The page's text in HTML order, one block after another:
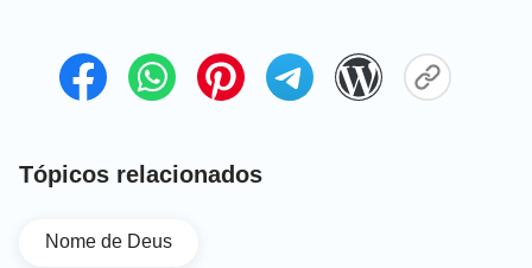
você não pode fazer a obra de seis mil anos
depender de um único ponto, ou circunscrevê-la
Sua obra não pode permanecer em uma só era.
nome de Deus; Deus também pode fazer Sua obra
Tópicos relacionados
Nome de Deus